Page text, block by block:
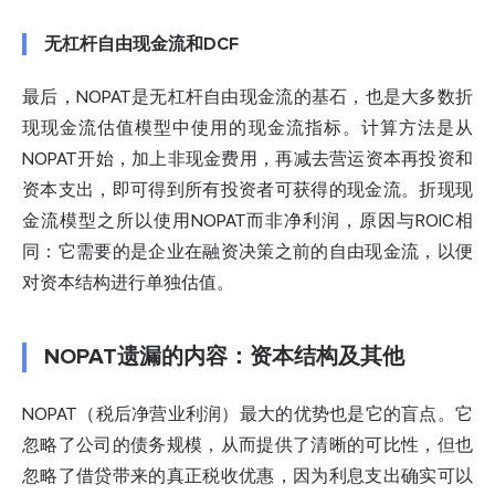
无杠杆自由现金流和DCF
最后，NOPAT是无杠杆自由现金流的基石，也是大多数折
现现金流估值模型中使用的现金流指标。计算方法是从
NOPAT开始，加上非现金费用，再减去营运资本再投资和
资本支出，即可得到所有投资者可获得的现金流。折现现
金流模型之所以使用NOPAT而非净利润，原因与ROIC相
同：它需要的是企业在融资决策之前的自由现金流，以便
对资本结构进行单独估值。
NOPAT遗漏的内容：资本结构及其他
NOPAT（税后净营业利润）最大的优势也是它的盲点。它
忽略了公司的债务规模，从而提供了清晰的可比性，但也
忽略了借贷带来的真正税收优惠，因为利息支出确实可以